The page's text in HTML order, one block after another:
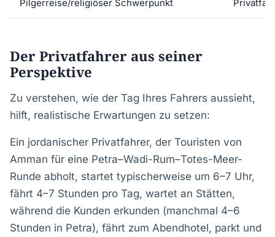
Pilgerreise/religiöser Schwerpunkt
Der Privatfahrer aus seiner
Perspektive
Zu verstehen, wie der Tag Ihres Fahrers aussieht,
hilft, realistische Erwartungen zu setzen:
Ein jordanischer Privatfahrer, der Touristen von
Amman für eine Petra–Wadi-Rum–Totes-Meer-
Runde abholt, startet typischerweise um 6–7 Uhr,
fährt 4–7 Stunden pro Tag, wartet an Stätten,
während die Kunden erkunden (manchmal 4–6
Stunden in Petra), fährt zum Abendhotel, parkt und